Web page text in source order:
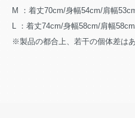
M ：着丈70cm/身幅54cm/肩幅
L ：着丈74cm/身幅58cm/肩幅
※製品の都合上、若干の個体差は